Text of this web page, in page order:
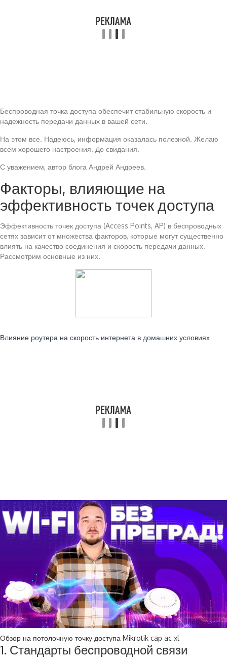
Беспроводная точка доступа обеспечит стабильную скорость и
надежность передачи данных в вашей сети.
На этом все. Надеюсь, информация оказалась полезной. Желаю
всем хорошего настроения. До свидания.
С уважением, автор блога Андрей Андреев.
Факторы, влияющие на
эффективность точек доступа
Эффективность точек доступа (Access Points, AP) в беспроводных
сетях зависит от множества факторов, которые могут существенно
влиять на качество соединения и скорость передачи данных.
Рассмотрим основные из них.
Влияние роутера на скорость интернета в домашних условиях
Обзор на потолочную точку доступа Mikrotik cap ac xl
1. Стандарты беспроводной связи